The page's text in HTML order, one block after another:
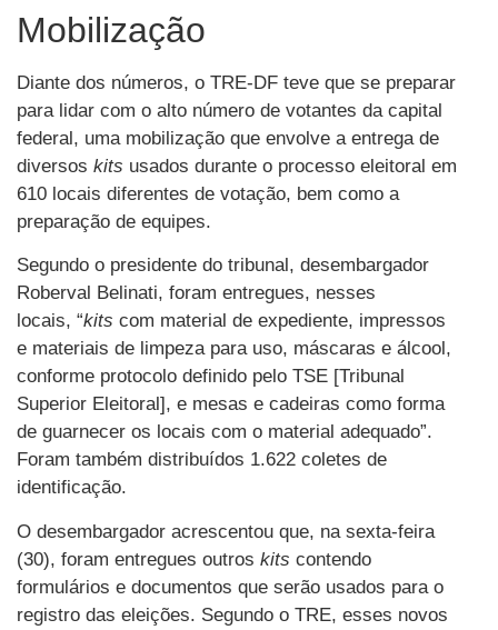
Mobilização
Diante dos números, o TRE-DF teve que se preparar
para lidar com o alto número de votantes da capital
federal, uma mobilização que envolve a entrega de
diversos kits usados durante o processo eleitoral em
610 locais diferentes de votação, bem como a
preparação de equipes.
Segundo o presidente do tribunal, desembargador
Roberval Belinati, foram entregues, nesses
locais, “kits com material de expediente, impressos
e materiais de limpeza para uso, máscaras e álcool,
conforme protocolo definido pelo TSE [Tribunal
Superior Eleitoral], e mesas e cadeiras como forma
de guarnecer os locais com o material adequado”.
Foram também distribuídos 1.622 coletes de
identificação.
O desembargador acrescentou que, na sexta-feira
(30), foram entregues outros kits contendo
formulários e documentos que serão usados para o
registro das eleições. Segundo o TRE, esses novos